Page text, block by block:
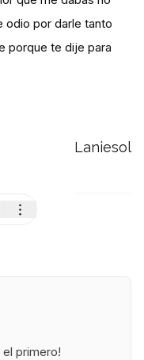
odio por darle tanto
porque te dije para
Laniesol
primero!